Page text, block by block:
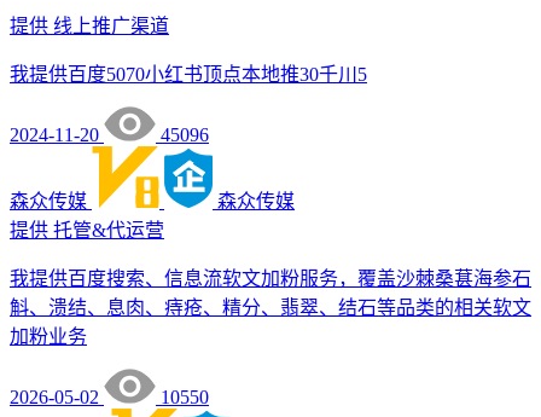
提供 线上推广渠道
我提供百度5070小红书顶点本地推30千川5
2024-11-20 45096
森众传媒
森众传媒
提供 托管&代运营
我提供百度搜索、信息流软文加粉服务，覆盖沙棘桑葚海参石
斛、溃结、息肉、痔疮、精分、翡翠、结石等品类的相关软文
加粉业务
2026-05-02 10550